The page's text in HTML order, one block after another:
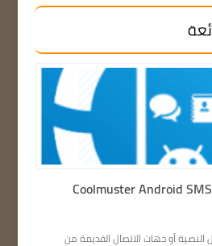
Coolmuster Android
أو جهات الاتصال القديمة من